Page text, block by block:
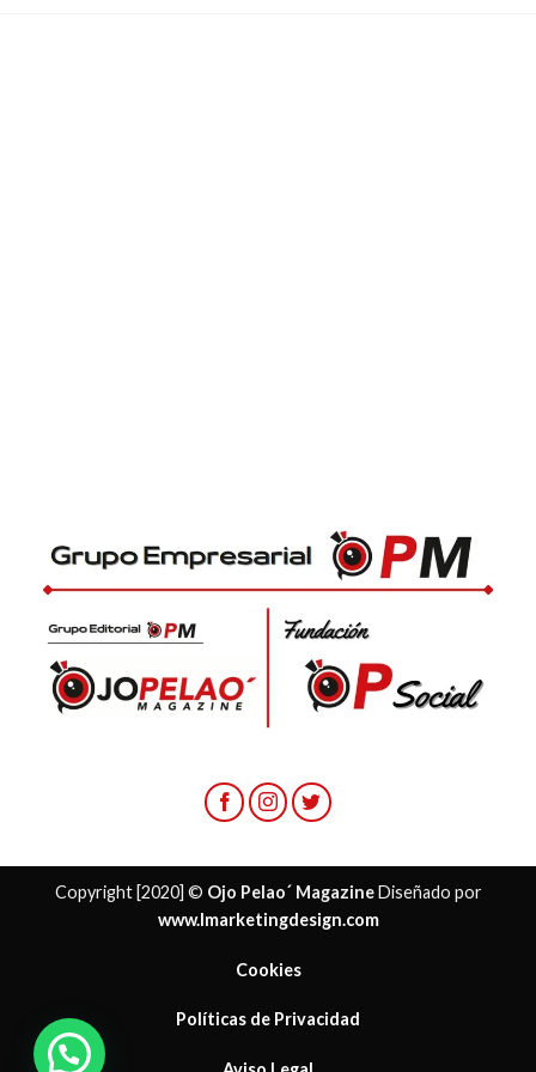
Copyright [2020] © Ojo Pelao´ MagazineDiseñado por
www.lmarketingdesign.com
Cookies
Políticas de Privacidad